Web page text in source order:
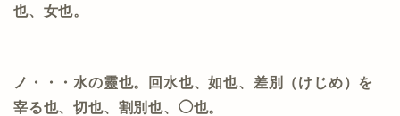
也、女也。
ノ・・・水の靈也。回水也、如也、差別（けじめ）を
宰る也、切也、割別也、◯也。